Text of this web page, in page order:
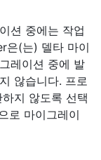
션 중에는 작업
은(는) 델타 마이
레이션 중에 발
않습니다. 프로
지 않도록 선택
로 마이그레이